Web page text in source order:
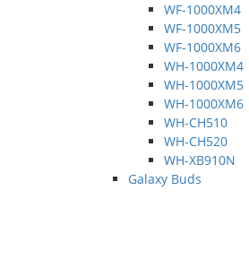
WF-1000XM4
WF-1000XM5
WF-1000XM6
WH-1000XM4
WH-1000XM5
WH-1000XM6
WH-CH510
WH-CH520
WH-XB910N
Galaxy Buds